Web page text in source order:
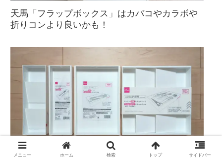
天馬「フラップボックス」はカバコやカラボや
折りコンより良いかも！
メニュー ホーム 検索 トップ サイドバー